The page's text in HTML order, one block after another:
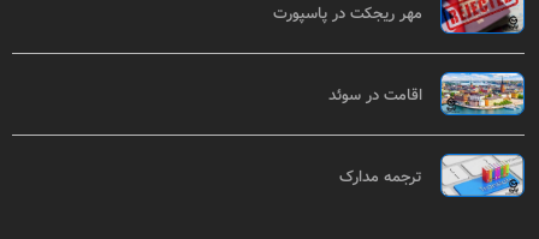
مهر ریجکت در پاسپورت
اقامت در سوئد
ترجمه مدارک